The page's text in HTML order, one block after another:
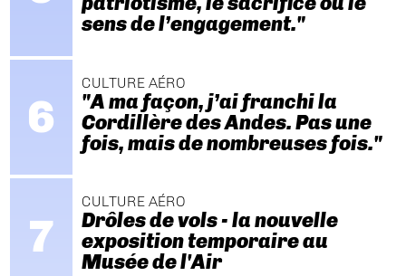
sens de l’engagement."
CULTURE AÉRO
"A ma façon, j’ai franchi la
Cordillère des Andes. Pas une
fois, mais de nombreuses fois."
CULTURE AÉRO
Drôles de vols - la nouvelle
exposition temporaire au
Musée de l'Air